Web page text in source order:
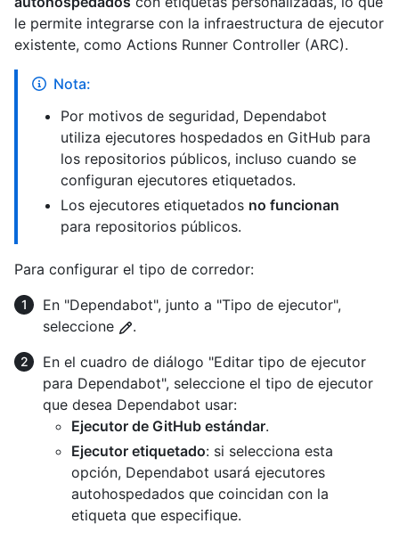
le permite integrarse con la infraestructura de ejecutor
existente, como Actions Runner Controller (ARC).
Nota:
Por motivos de seguridad, Dependabot
utiliza ejecutores hospedados en GitHub para
los repositorios públicos, incluso cuando se
configuran ejecutores etiquetados.
Los ejecutores etiquetados no funcionan
para repositorios públicos.
Para configurar el tipo de corredor:
En "Dependabot", junto a "Tipo de ejecutor",
seleccione
.
En el cuadro de diálogo "Editar tipo de ejecutor
para Dependabot", seleccione el tipo de ejecutor
que desea Dependabot usar:
Ejecutor de GitHub estándar.
Ejecutor etiquetado: si selecciona esta
opción, Dependabot usará ejecutores
autohospedados que coincidan con la
etiqueta que especifique.